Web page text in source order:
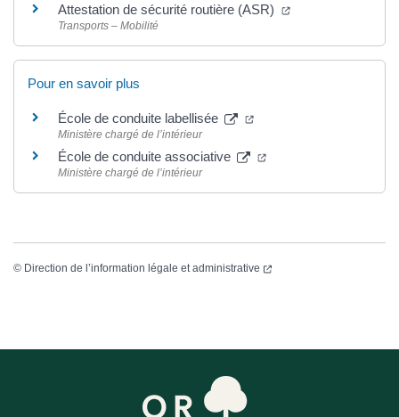
Attestation de sécurité routière (ASR)
Transports – Mobilité
Pour en savoir plus
École de conduite labellisée
Ministère chargé de l’intérieur
École de conduite associative
Ministère chargé de l’intérieur
© Direction de l’information légale et administrative